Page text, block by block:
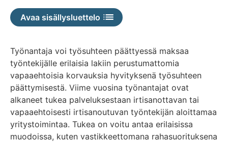
saatavilla
Avaa sisällysluettelo
Työnantaja voi työsuhteen päättyessä maksaa
työntekijälle erilaisia lakiin perustumattomia
vapaaehtoisia korvauksia hyvityksenä työsuhteen
päättymisestä. Viime vuosina työnantajat ovat
alkaneet tukea palveluksestaan irtisanottavan tai
vapaaehtoisesti irtisanoutuvan työntekijän aloittamaa
yritystoimintaa. Tukea on voitu antaa erilaisissa
muodoissa, kuten vastikkeettomana rahasuorituksena